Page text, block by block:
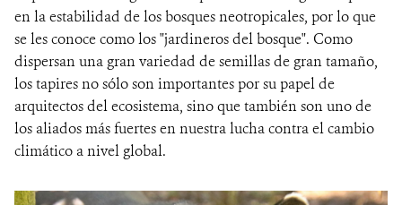
en la estabilidad de los bosques neotropicales, por lo que
se les conoce como los "jardineros del bosque". Como
dispersan una gran variedad de semillas de gran tamaño,
los tapires no sólo son importantes por su papel de
arquitectos del ecosistema, sino que también son uno de
los aliados más fuertes en nuestra lucha contra el cambio
climático a nivel global.